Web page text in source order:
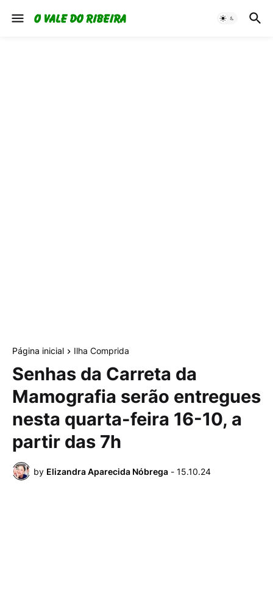
Página inicial Ilha Comprida
Senhas da Carreta da
Mamografia serão entregues
nesta quarta-feira 16-10, a
partir das 7h
by Elizandra Aparecida Nóbrega - 15.10.24